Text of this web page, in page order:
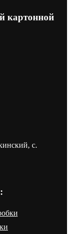
картонной
с.